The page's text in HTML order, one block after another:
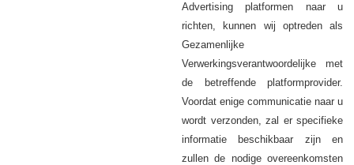
Advertising platformen naar u
richten, kunnen wij optreden als
Gezamenlijke
Verwerkingsverantwoordelijke met
de betreffende platformprovider.
Voordat enige communicatie naar u
wordt verzonden, zal er specifieke
informatie beschikbaar zijn en
zullen de nodige overeenkomsten